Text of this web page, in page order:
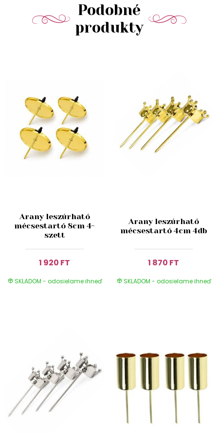
Podobné
produkty
Arany leszúrható
mécsestartó 8cm 4-
szett
1 920 FT
SKLADOM - odosielame ihneď
Arany leszúrható
mécsestartó 4cm 4db
1 870 FT
SKLADOM - odosielame ihneď